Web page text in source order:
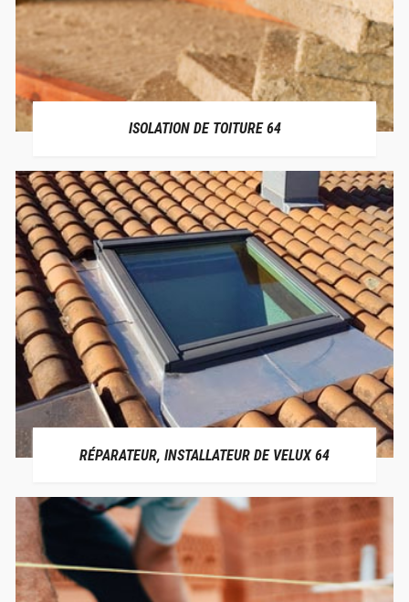
ISOLATION DE TOITURE 64
RÉPARATEUR, INSTALLATEUR DE VELUX 64